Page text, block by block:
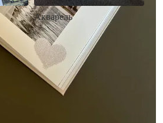
Акварель
• Декор в стиле
акварельных красок
• Выбор цвета фона
• Загрузка фото и текста
Заказать